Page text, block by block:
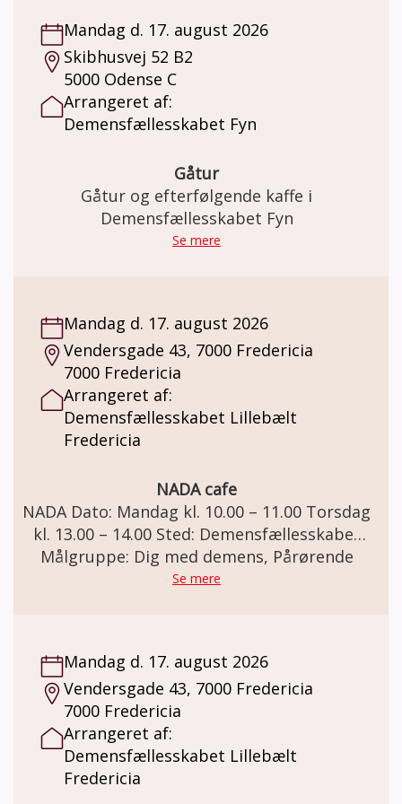
nyder det. De hjælper hinanden og skiftes
for det meste til at vinde. Her er det ikke
vigtigt, om du er en rutineret spiller og
heller ikke, om du kender reglerne. Det
handler om at hygge sig og have det sjovt.
købes kaffe og the for kr. 20,-. Minimum 4 og
max 8 deltagere.
Mandag d. 17. august 2026
Skibhusvej 52 B2
5000 Odense C
Arrangeret af:
Demensfællesskabet Fyn
Gåtur
Gåtur og efterfølgende kaffe i
Demensfællesskabet Fyn
Se mere
Mandag d. 17. august 2026
Vendersgade 43, 7000 Fredericia
7000 Fredericia
Arrangeret af:
Demensfællesskabet Lillebælt
Fredericia
NADA cafe
NADA Dato: Mandag kl. 10.00 – 11.00 Torsdag
kl. 13.00 – 14.00 Sted: Demensfællesskabet
Lillebælt. Vendersgade 43, 7000 Fredericia.
Demensteamet tilbyder NADA til mennesker
ressourcer og øge trivsel og velvære.
Metoden består af 5 små tynde nåle som
sættes i hvert øre. Nålene er sterile
engangsnåle, som altid kasseres efter brug.
Nålene sidder i øret i 45 minutter hvorefter
de fjernes. For at opnå fuld effekt, bør
Målgruppe: Dig med demens, Pårørende
Se mere
Mandag d. 17. august 2026
Vendersgade 43, 7000 Fredericia
7000 Fredericia
Arrangeret af:
Demensfællesskabet Lillebælt
Fredericia